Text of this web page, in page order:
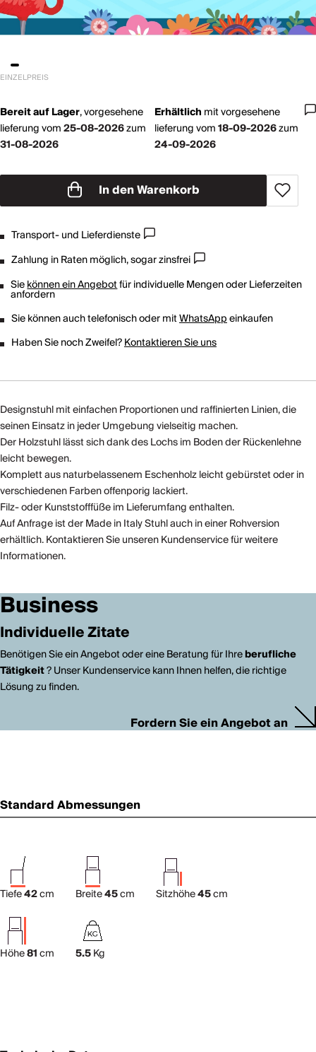
EINZELPREIS
Bereit auf Lager,vorgesehene
lieferung vom25-08-2026zum
31-08-2026
Erhältlich mitvorgesehene
lieferung vom18-09-2026zum
24-09-2026
In den Warenkorb
Transport- und Lieferdienste
Zahlung in Raten möglich, sogar zinsfrei
Siekönnen ein Angebotfür individuelle Mengen oder Lieferzeiten
anfordern
Sie können auch telefonisch oder mitWhatsAppeinkaufen
Haben Sie noch Zweifel?Kontaktieren Sie uns
Designstuhl mit einfachen Proportionen und raffinierten Linien, die
seinen Einsatz in jeder Umgebung vielseitig machen.
Der Holzstuhl lässt sich dank des Lochs im Boden der Rückenlehne
leicht bewegen.
Komplett aus naturbelassenem Eschenholz leicht gebürstet oder in
verschiedenen Farben offenporig lackiert.
Filz- oder Kunststofffüße im Lieferumfang enthalten.
Auf Anfrage ist der Made in Italy Stuhl auch in einer Rohversion
erhältlich. Kontaktieren Sie unseren Kundenservice für weitere
Informationen.
Business
Individuelle Zitate
Benötigen Sie ein Angebot oder eine Beratung für Ihreberufliche
Tätigkeit? Unser Kundenservice kann Ihnen helfen, die richtige
Lösung zu finden.
Fordern Sie ein Angebot an
Standard Abmessungen
Tiefe42cm Breite45cm Sitzhöhe45cm
Höhe81cm 5.5Kg